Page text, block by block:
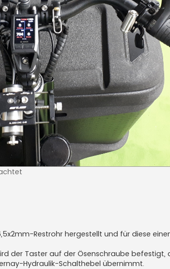
Restrohr hergestellt und für diese
der Taster auf der Ösenschraube befestigt,
Hydraulik-Schalthebel übernimmt.